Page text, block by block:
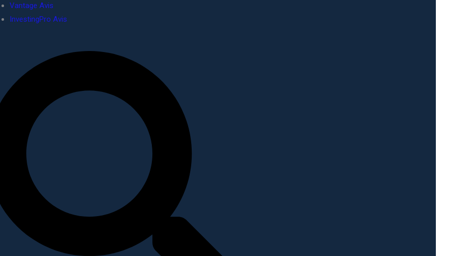
Vantage Avis
InvestingPro Avis